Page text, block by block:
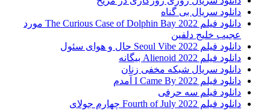
دانلود سریال بی گناه
دانلود فیلم The Curious Case of Dolphin Bay 2022 مورد
عجیب خلیج دلفین
دانلود فیلم Seoul Vibe 2022 حال و هوای سئول
دانلود فیلم Alienoid 2022 بیگانه
دانلود سریال شبکه مخفی زنان
دانلود فیلم I Came By 2022 آمدم
دانلود فیلم سه حرفی
دانلود فیلم Fourth of July 2022 چهارم جولای